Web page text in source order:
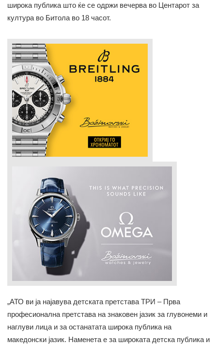
широка публика што ќе се одржи вечерва во Центарот за
култура во Битола во 18 часот.
„АТО ви ја најавува детската претстава ТРИ – Прва
професионална претстава на знаковен јазик за глувонеми и
наглуви лица и за останатата широка публика на
македонски јазик. Наменета е за широката детска публика и